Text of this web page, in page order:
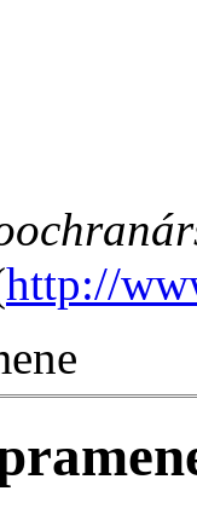
http://